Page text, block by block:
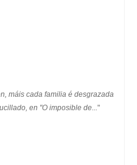
máis cada familia é desgrazada
en "O imposible de..."